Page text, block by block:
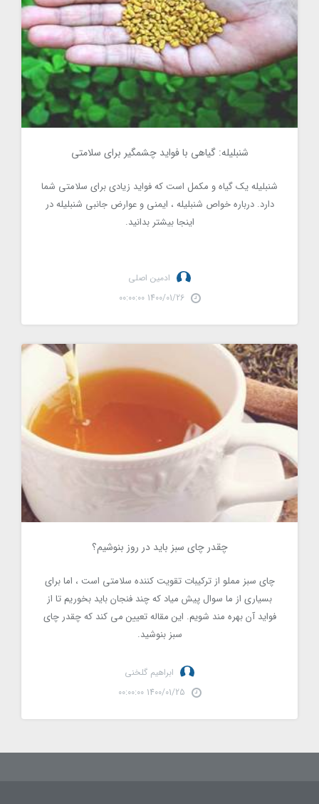
شنبلیله: گیاهی با فواید چشمگیر برای سلامتی
شنبلیله یک گیاه و مکمل است که فواید زیادی برای سلامتی شما
دارد. درباره خواص شنبلیله ، ایمنی و عوارض جانبی شنبلیله در
اینجا بیشتر بدانید.
ادمین اصلی
1400/01/26 00:00:00
چقدر چای سبز باید در روز بنوشیم؟
چای سبز مملو از ترکیبات تقویت کننده سلامتی است ، اما برای
بسیاری از ما سوال پیش میاد که چند فنجان باید بخوریم تا از
فواید آن بهره مند شویم. این مقاله تعیین می کند که چقدر چای
سبز بنوشید.
ابراهیم گلخنی
1400/01/25 00:00:00